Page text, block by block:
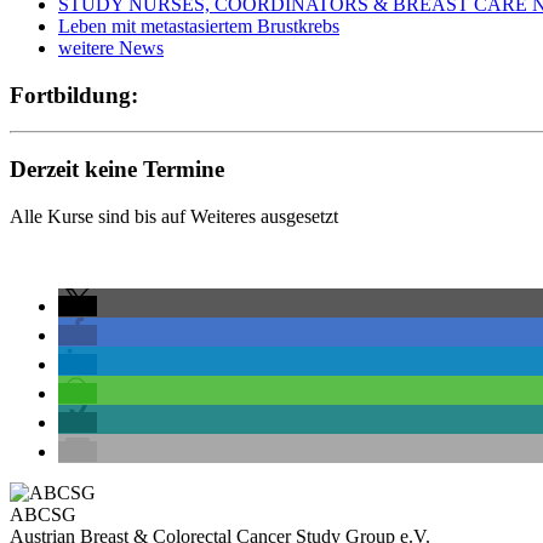
Leben mit metastasiertem Brustkrebs
weitere News
Fortbildung:
Derzeit keine Termine
Alle Kurse sind bis auf Weiteres ausgesetzt
ABCSG
Austrian Breast & Colorectal Cancer Study Group e.V.